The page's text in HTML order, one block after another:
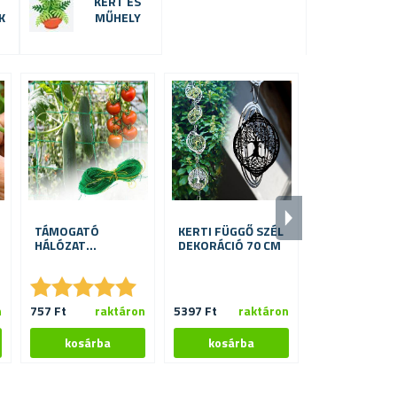
MŰHELY
TÁMOGATÓ
HÁLÓZAT
VIRÁGTERMESZTÉSHEZ
★★★★★
★★★★★
757 Ft raktáron
KERTI FÜGGŐ SZÉL
DEKORÁCIÓ 70 CM
5397 Ft raktáron